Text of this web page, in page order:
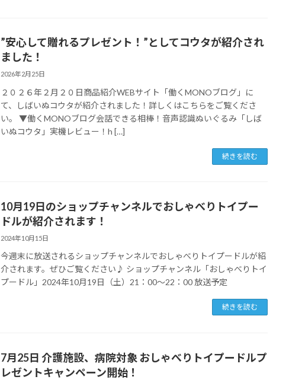
”安心して贈れるプレゼント！”としてコウタが紹介され
ました！
2026年2月25日
２０２６年２月２０日商品紹介WEBサイト「働くMONOブログ」に
て、しばいぬコウタが紹介されました！詳しくはこちらをご覧くださ
い。 ▼働くMONOブログ会話できる相棒！音声認識ぬいぐるみ「しば
いぬコウタ」実機レビュー！h […]
続きを読む
10月19日のショップチャンネルでおしゃべりトイプー
ドルが紹介されます！
2024年10月15日
今週末に放送されるショップチャンネルでおしゃべりトイプードルが紹
介されます。ぜひご覧ください♪ ショップチャンネル「おしゃべりトイ
プードル」2024年10月19日（土）21：00～22：00 放送予定
続きを読む
7月25日 介護施設、病院対象 おしゃべりトイプードルプ
レゼントキャンペーン開始！